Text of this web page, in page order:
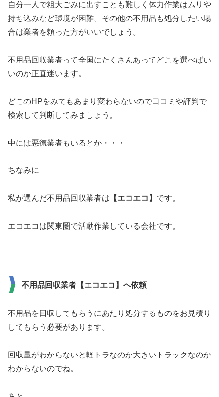
自分一人で粗大ごみに出すことも難しく体力作業はムリや
持ち込みなど環境が困難、その他の不用品も処分したい場
合は業者を頼った方がいいでしょう。
不用品回収業者って全国にたくさんあってどこを選べばい
いのか正直迷います。
どこのHPをみてもあまり変わらないので口コミや評判で
検索して判断してみましょう。
中には悪徳業者もいるとか・・・
ちなみに
私が選んだ不用品回収業者は 【エコエコ】 です。
エコエコは関東圏で活動作業している会社です。
不用品回収業者【エコエコ】へ依頼
不用品を回収してもらうにあたり処分するものをお見積り
してもらう必要があります。
回収量がわからないと軽トラなのか大きいトラックなのか
わからないのでね。